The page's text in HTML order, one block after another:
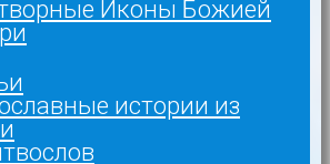
Иконы Божией
истории из